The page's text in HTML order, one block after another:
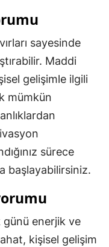
sayesinde
Maddi
gelişimle ilgili
mümkün
sürece
başlayabilirsiniz.
günü enerjik ve
kişisel gelişim